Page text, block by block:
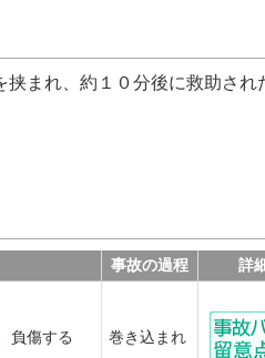
まれ、約１０分後に救助され
事故の過程 詳
負傷する 巻き込まれ